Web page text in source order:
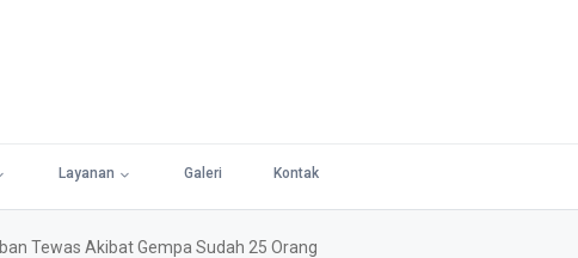
Layanan Galeri Kontak
Tewas Akibat Gempa Sudah 25 Orang